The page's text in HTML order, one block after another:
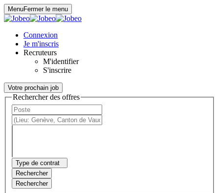
MenuFermer le menu
Connexion
Je m'inscris
Recruteurs
M'identifier
S'inscrire
Votre prochain job
Rechercher des offres
Type de contrat
Rechercher
Rechercher
Panneau de gestion des cookies